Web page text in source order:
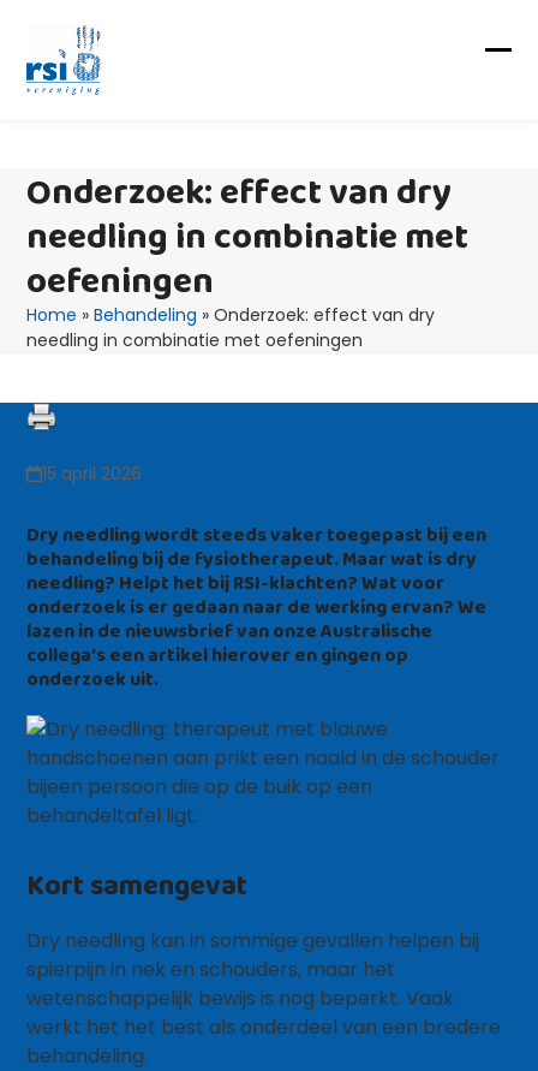
content
Onderzoek: effect van dry
needling in combinatie met
oefeningen
Home »Behandeling »Onderzoek: effect van dry
needling in combinatie met oefeningen
15 april 2026
Dry needling wordt steeds vaker toegepast bij een
behandeling bij de fysiotherapeut. Maar wat is dry
needling? Helpt het bij RSI-klachten? Wat voor
onderzoek is er gedaan naar de werking ervan? We
lazen in de nieuwsbrief van onze Australische
collega’s een artikel hierover en gingen op
onderzoek uit.
Kort samengevat
Dry needling kan in sommige gevallen helpen bij
spierpijn in nek en schouders, maar het
wetenschappelijk bewijs is nog beperkt. Vaak
werkt het het best als onderdeel van een bredere
behandeling.